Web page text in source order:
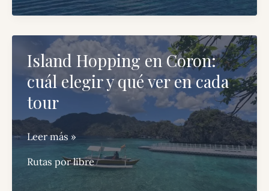
de
Filipinas
(y
lo
que
nadie
cuenta)
Island Hopping en Coron:
cuál elegir y qué ver en cada
tour
Island
Leer más »
Rutas por libre